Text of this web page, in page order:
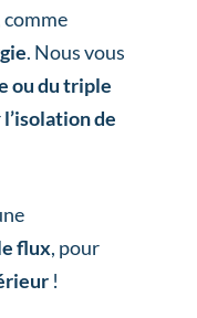
comme
. Nous vous
ou du triple
l’isolation de
flux, pour
!